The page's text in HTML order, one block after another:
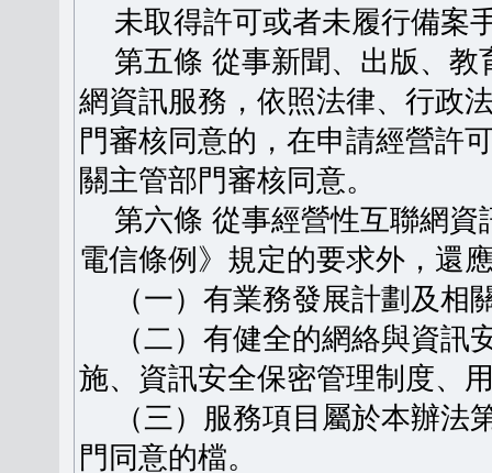
未取得許可或者未履行備案
第五條 從事新聞、出版、教
網資訊服務，依照法律、行政
門審核同意的，在申請經營許
關主管部門審核同意。
第六條 從事經營性互聯網資
電信條例》規定的要求外，還
（一）有業務發展計劃及相
（二）有健全的網絡與資訊
施、資訊安全保密管理制度、
（三）服務項目屬於本辦法
門同意的檔。